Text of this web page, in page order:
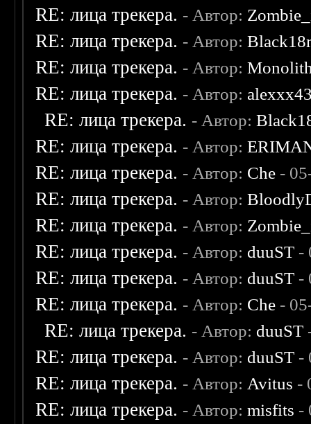
RE: лица трекера. - Автор:
RE: лица трекера. - Автор:
RE: лица трекера. - Автор:
RE: лица трекера. - Автор:
RE: лица трекера. - Автор:
RE: лица трекера. - Автор:
RE: лица трекера. - Автор: Che -
RE: лица трекера. - Автор:
RE: лица трекера. - Автор:
RE: лица трекера. - Автор: duuST -
RE: лица трекера. - Автор: duuST -
RE: лица трекера. - Автор: Che -
RE: лица трекера. - Автор: duuST
RE: лица трекера. - Автор: duuST -
RE: лица трекера. - Автор: Avitus -
RE: лица трекера. - Автор:misfits -